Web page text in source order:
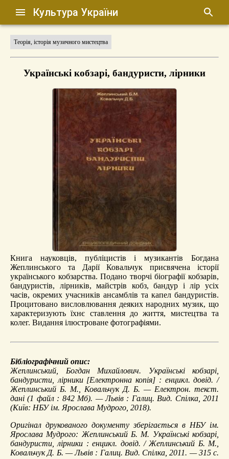
Культура України
Теорія, історія музичного мистецтва
Українські кобзарі, бандуристи, лірники
Книга науковців, публіцистів і музикантів Богдана
Жеплинського та Дарії Ковальчук присвячена історії
українського кобзарства. Подано творчі біографії кобзарів,
бандуристів, лірників, майстрів кобз, бандур і лір усіх
часів, окремих учасників ансамблів та капел бандуристів.
Процитовано висловлювання деяких народних музик, що
характеризують їхнє ставлення до життя, мистецтва та
колег. Видання ілюстроване фотографіями.
Бібліографічний опис:
Жеплинський, Богдан Михайлович. Українські кобзарі,
бандуристи, лірники[Електронна копія] : енцикл. довід. /
Жеплинський Б. М., Ковальчук Д. Б. — Електрон. текст.
дані (1 файл : 842 Мб). — Львів : Галиц. Вид. Спілка, 2011
(Київ: НБУ ім. Ярослава Мудрого, 2018).
Оригінал друкованого документу зберігається в НБУ ім.
Ярослава Мудрого: Жеплинський Б. М. Українські кобзарі,
бандуристи, лірники : енцикл. довід. / Жеплинський Б. М.,
Ковальчук Д. Б. — Львів : Галиц. Вид. Спілка, 2011. — 315 с.